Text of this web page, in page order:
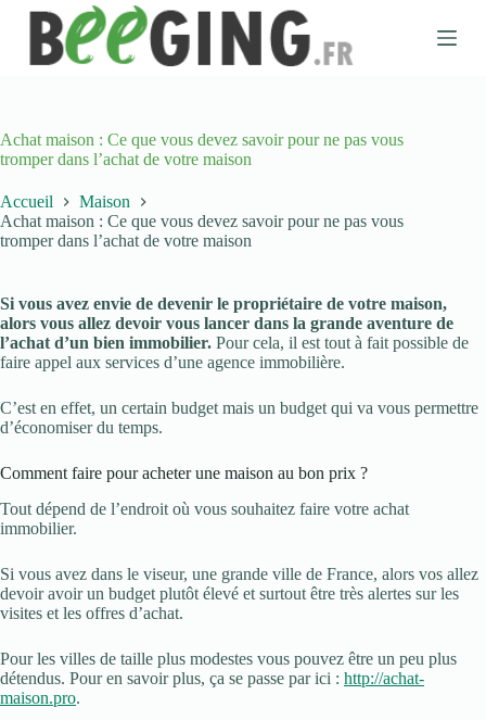
a
u
o
n
t
Achat maison : Ce que vous devez savoir pour ne pas vous
tromper dans l’achat de votre maison
Accueil
Maison
Achat maison : Ce que vous devez savoir pour ne pas vous
tromper dans l’achat de votre maison
Si vous avez envie de devenir le propriétaire de votre maison,
alors vous allez devoir vous lancer dans la grande aventure de
l’achat d’un bien immobilier. Pour cela, il est tout à fait possible de
faire appel aux services d’une agence immobilière.
C’est en effet, un certain budget mais un budget qui va vous permettre
d’économiser du temps.
Comment faire pour acheter une maison au bon prix ?
Tout dépend de l’endroit où vous souhaitez faire votre achat
immobilier.
Si vous avez dans le viseur, une grande ville de France, alors vos allez
devoir avoir un budget plutôt élevé et surtout être très alertes sur les
visites et les offres d’achat.
Pour les villes de taille plus modestes vous pouvez être un peu plus
détendus. Pour en savoir plus, ça se passe par ici : http://achat-
maison.pro.